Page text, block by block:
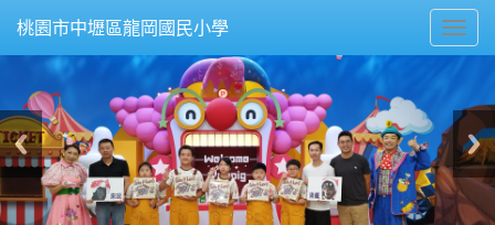
桃園市中壢區龍岡國民小學